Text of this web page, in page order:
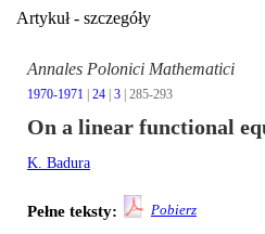
Artykuł - szczegóły
Annales Polonici Mathematici
1970-1971 24 3 | 285-293
On a linear functional
K. Badura
Pełne teksty: Pobierz